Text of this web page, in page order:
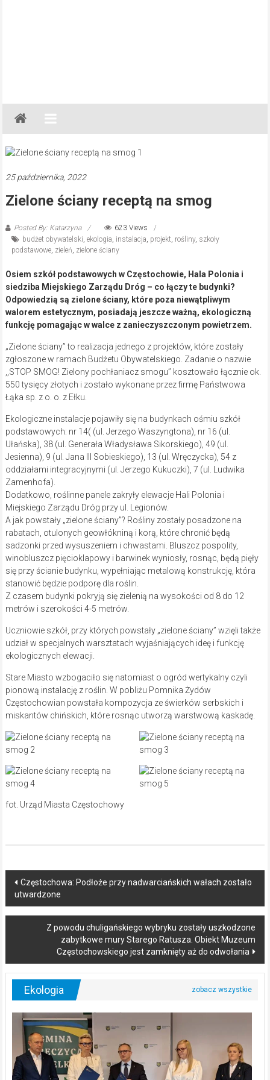
Gazeta
Regionalna
Częstochowa,
Lubliniec,
25 października, 2022
Zielone ściany receptą na smog
Posted By: Katarzyna
623 Views
budżet obywatelski, ekologia, instalacja, projekt, rośliny, szkoły
podstawowe, zieleń, zielone ściany
Osiem szkół podstawowych w Częstochowie, Hala Polonia i
siedziba Miejskiego Zarządu Dróg – co łączy te budynki?
Odpowiedzią są zielone ściany, które poza niewątpliwym
walorem estetycznym, posiadają jeszcze ważną, ekologiczną
funkcję pomagając w walce z zanieczyszczonym powietrzem.
„Zielone ściany” to realizacja jednego z projektów, które zostały
zgłoszone w ramach Budżetu Obywatelskiego. Zadanie o nazwie
,,STOP SMOG! Zielony pochłaniacz smogu’’ kosztowało łącznie ok.
550 tysięcy złotych i zostało wykonane przez firmę Państwowa
Łąka sp. z o. o. z Ełku.
Ekologiczne instalacje pojawiły się na budynkach ośmiu szkół
podstawowych: nr 14( (ul. Jerzego Waszyngtona), nr 16 (ul.
Ułańska), 38 (ul. Generała Władysława Sikorskiego), 49 (ul.
Jesienna), 9 (ul. Jana III Sobieskiego), 13 (ul. Wręczycka), 54 z
oddziałami integracyjnymi (ul. Jerzego Kukuczki), 7 (ul. Ludwika
Zamenhofa).
Dodatkowo, roślinne panele zakryły elewacje Hali Polonia i
Miejskiego Zarządu Dróg przy ul. Legionów.
A jak powstały „zielone ściany”? Rośliny zostały posadzone na
rabatach, otulonych geowłókniną i korą, które chronić będą
sadzonki przed wysuszeniem i chwastami. Bluszcz pospolity,
winobluszcz pięcioklapowy i barwinek wyniosły, rosnąc, będą pięły
się przy ścianie budynku, wypełniając metalową konstrukcję, która
stanowić będzie podporę dla roślin.
Z czasem budynki pokryją się zielenią na wysokości od 8 do 12
metrów i szerokości 4-5 metrów.
Uczniowie szkół, przy których powstały „zielone ściany” wzięli także
udział w specjalnych warsztatach wyjaśniających ideę i funkcję
ekologicznych elewacji.
Stare Miasto wzbogaciło się natomiast o ogród wertykalny czyli
pionową instalację z roślin. W pobliżu Pomnika Żydów
Częstochowian powstała kompozycja ze świerków serbskich i
miskantów chińskich, które rosnąc utworzą warstwową kaskadę.
fot. Urząd Miasta Częstochowy
Post
navigation
Częstochowa: Podłoże przy nadwarciańskich wałach zostało
utwardzone
Z powodu chuligańskiego wybryku zostały uszkodzone
zabytkowe mury Starego Ratusza. Obiekt Muzeum
Częstochowskiego jest zamknięty aż do odwołania
Ekologia